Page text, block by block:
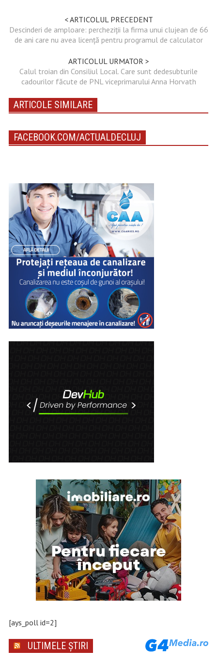
< ARTICOLUL PRECEDENT
Descinderi de amploare: percheziții la firma unui clujean de 66
de ani care nu avea licență pentru programul de calculator
ARTICOLUL URMATOR >
Calul troian din Consiliul Local. Care sunt dedesubturile
cadourilor făcute de PNL viceprimarului Anna Horvath
ARTICOLE SIMILARE
FACEBOOK.COM/ACTUALDECLUJ
[ays_poll id=2]
ULTIMELE ȘTIRI